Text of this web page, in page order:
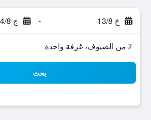
خ 13/8 - ج 14/8
2 من الضيوف، غرفة واحدة
بحث